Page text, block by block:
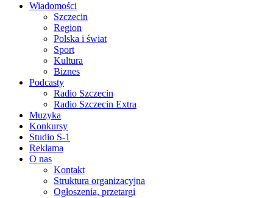
Wiadomości
Szczecin
Region
Polska i świat
Sport
Kultura
Biznes
Podcasty
Radio Szczecin
Radio Szczecin Extra
Muzyka
Konkursy
Studio S-1
Reklama
O nas
Kontakt
Struktura organizacyjna
Ogłoszenia, przetargi